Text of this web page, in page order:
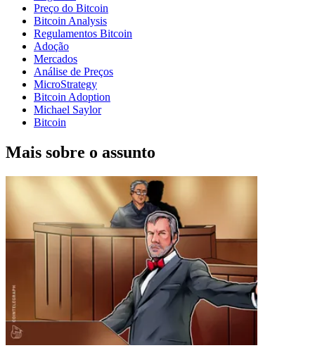
Preço do Bitcoin
Bitcoin Analysis
Regulamentos Bitcoin
Adoção
Mercados
Análise de Preços
MicroStrategy
Bitcoin Adoption
Michael Saylor
Bitcoin
Mais sobre o assunto